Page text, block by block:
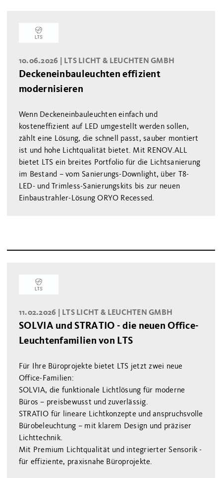
10.06.2026 | LTS LICHT & LEUCHTEN GMBH
Deckeneinbauleuchten effizient
modernisieren
Wenn Deckeneinbauleuchten einfach und
kosteneffizient auf LED umgestellt werden sollen,
zählt eine Lösung, die schnell passt, sauber montiert
ist und hohe Lichtqualität bietet. Mit RENOV.ALL
bietet LTS ein breites Portfolio für die Lichtsanierung
im Bestand – vom Sanierungs-Downlight, über T8-
LED- und Trimless-Sanierungskits bis zur neuen
Einbaustrahler-Lösung ORYO Recessed.
11.02.2026 | LTS LICHT & LEUCHTEN GMBH
SOLVIA und STRATIO - die neuen Office-
Leuchtenfamilien von LTS
Für Ihre Büroprojekte bietet LTS jetzt zwei neue
Office-Familien:
SOLVIA, die funktionale Lichtlösung für moderne
Büros – preisbewusst und zuverlässig.
STRATIO für lineare Lichtkonzepte und anspruchsvolle
Bürobeleuchtung – mit klarem Design und präziser
Lichttechnik.
Mit Premium Lichtqualität und integrierter Sensorik -
für effiziente, praxisnahe Büroprojekte.